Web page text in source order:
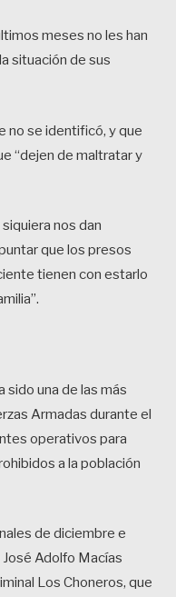
meses no les han
situación de sus
no se identificó, y que
“dejen de maltratar y
nos dan
que los presos
tienen con estarlo
sido una de las más
Armadas durante el
operativos para
a la población
de diciembre e
Adolfo Macías
Los Choneros, que